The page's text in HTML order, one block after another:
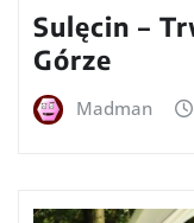
Sulęcin –
Górze
Madman